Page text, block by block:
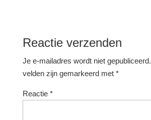
Reactie verzenden
Je e-mailadres wordt niet gepubliceerd.
velden zijn gemarkeerd met *
Reactie *